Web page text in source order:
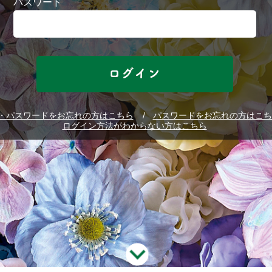
パスワード
パスワードをお忘れの方はこちら
パスワードをお忘れの方はこ
ログイン方法がわからない方はこちら